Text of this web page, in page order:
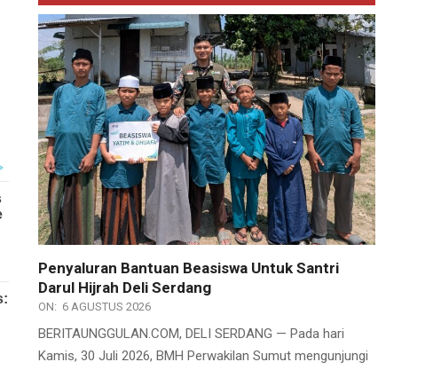
Penyaluran Bantuan Beasiswa Untuk Santri
Darul Hijrah Deli Serdang
ON: 6 AGUSTUS 2026
BERITAUNGGULAN.COM, DELI SERDANG — Pada hari
Kamis, 30 Juli 2026, BMH Perwakilan Sumut mengunjungi